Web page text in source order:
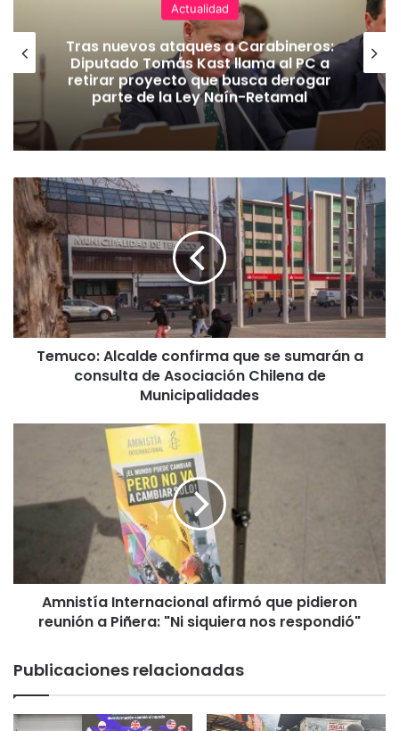
Actualidad
Tras nuevos ataques a Carabineros:
Diputado Tomás Kast llama al PC a
retirar proyecto que busca derogar
parte de la Ley Naín-Retamal
T
e
m
u
c
o
:
A
l
f
e
s
Temuco: Alcalde confirma que se sumarán a
consulta de Asociación Chilena de
Municipalidades
s
I
n
a
c
Amnistía Internacional afirmó que pidieron
reunión a Piñera: "Ni siquiera nos respondió"
Publicaciones relacionadas